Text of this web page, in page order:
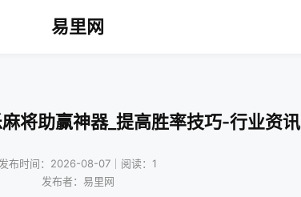
易里网
将助赢神器_提高胜率技巧-行业资讯
发布时间：2026-08-07｜阅读：1
发布者：易里网